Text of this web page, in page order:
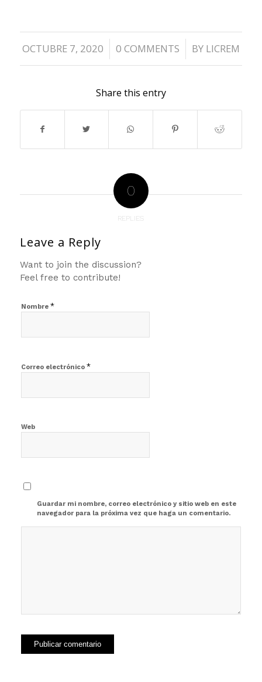
OCTUBRE 7, 2020
/ 0 COMMENTS
/ BY LICREM
Share this entry
0
REPLIES
Leave a Reply
Want to join the discussion?
Feel free to contribute!
Nombre *
Correo electrónico *
Web
Guardar mi nombre, correo electrónico y sitio web en este
navegador para la próxima vez que haga un comentario.